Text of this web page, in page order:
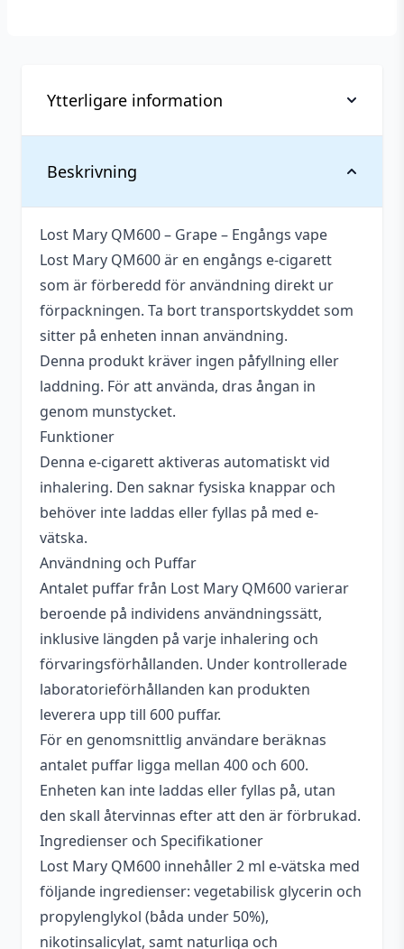
mängd
Beskrivning
Lost Mary QM600 – Grape – Engångs vape
Lost Mary QM600 är en engångs e-cigarett
som är förberedd för användning direkt ur
förpackningen. Ta bort transportskyddet som
sitter på enheten innan användning.
Denna produkt kräver ingen påfyllning eller
laddning. För att använda, dras ångan in
genom munstycket.
Funktioner
Denna e-cigarett aktiveras automatiskt vid
inhalering. Den saknar fysiska knappar och
behöver inte laddas eller fyllas på med e-
vätska.
Användning och Puffar
Antalet puffar från Lost Mary QM600 varierar
beroende på individens användningssätt,
inklusive längden på varje inhalering och
förvaringsförhållanden. Under kontrollerade
laboratorieförhållanden kan produkten
leverera upp till 600 puffar.
För en genomsnittlig användare beräknas
antalet puffar ligga mellan 400 och 600.
Enheten kan inte laddas eller fyllas på, utan
den skall återvinnas efter att den är förbrukad.
Ingredienser och Specifikationer
Lost Mary QM600 innehåller 2 ml e-vätska med
följande ingredienser: vegetabilisk glycerin och
propylenglykol (båda under 50%),
nikotinsalicylat, samt naturliga och
Ytterligare information
Vikt
Antal
1 st
Innehåller
cooling
Okänt
Nikotin
20 mg
Smakprofil
Vindruva
Tillverkare
Lost Mary
Typ
Motstånd (ohm)
1,2 ohm MESH
Batterikapacitet
340 mAh